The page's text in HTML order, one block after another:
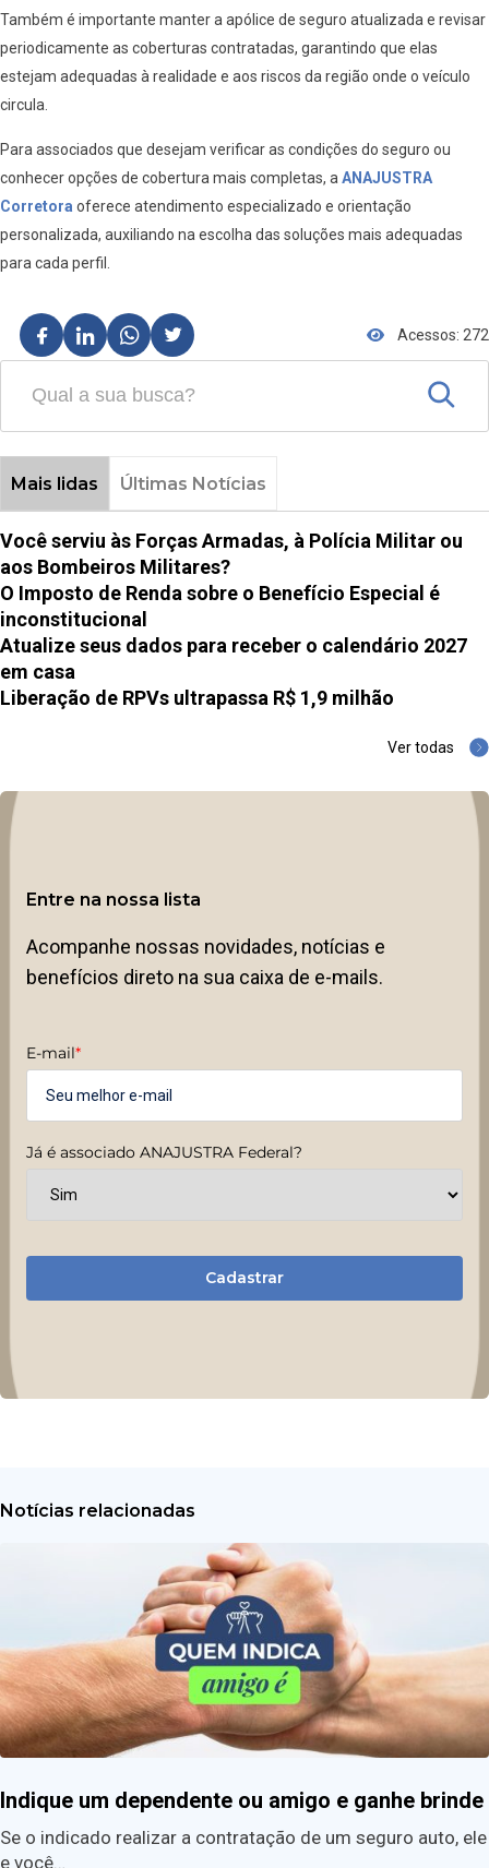
Também é importante manter a apólice de seguro atualizada e revisar
periodicamente as coberturas contratadas, garantindo que elas
estejam adequadas à realidade e aos riscos da região onde o veículo
circula.
Para associados que desejam verificar as condições do seguro ou
conhecer opções de cobertura mais completas, aANAJUSTRA
Corretora oferece atendimento especializado e orientação
personalizada, auxiliando na escolha das soluções mais adequadas
para cada perfil.
Acessos: 272
Mais lidas Últimas Notícias
Você serviu às Forças Armadas, à Polícia Militar ou
aos Bombeiros Militares?
O Imposto de Renda sobre o Benefício Especial é
inconstitucional
Atualize seus dados para receber o calendário 2027
em casa
Liberação de RPVs ultrapassa R$ 1,9 milhão
Ver todas
Entre na nossa lista
Acompanhe nossas novidades, notícias e
benefícios direto na sua caixa de e-mails.
E-mail*
Já é associado ANAJUSTRA Federal?
Cadastrar
Notícias relacionadas
Indique um dependente ou amigo e ganhe brinde
Se o indicado realizar a contratação de um seguro auto, ele
e você…